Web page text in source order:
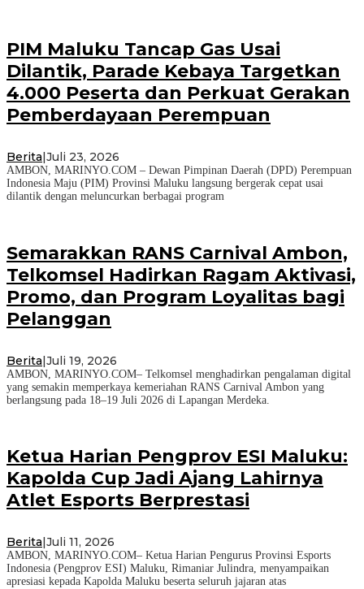
PIM Maluku Tancap Gas Usai
Dilantik, Parade Kebaya Targetkan
4.000 Peserta dan Perkuat Gerakan
Pemberdayaan Perempuan
Berita Juli 23, 2026
AMBON, MARINYO.COM – Dewan Pimpinan Daerah (DPD) Perempuan
Indonesia Maju (PIM) Provinsi Maluku langsung bergerak cepat usai
dilantik dengan meluncurkan berbagai program
Semarakkan RANS Carnival Ambon,
Telkomsel Hadirkan Ragam Aktivasi,
Promo, dan Program Loyalitas bagi
Pelanggan
Berita|Juli 19, 2026
AMBON, MARINYO.COM– Telkomsel menghadirkan pengalaman digital
yang semakin memperkaya kemeriahan RANS Carnival Ambon yang
berlangsung pada 18–19 Juli 2026 di Lapangan Merdeka.
Ketua Harian Pengprov ESI Maluku:
Kapolda Cup Jadi Ajang Lahirnya
Atlet Esports Berprestasi
Berita Juli 11, 2026
AMBON, MARINYO.COM– Ketua Harian Pengurus Provinsi Esports
Indonesia (Pengprov ESI) Maluku, Rimaniar Julindra, menyampaikan
apresiasi kepada Kapolda Maluku beserta seluruh jajaran atas